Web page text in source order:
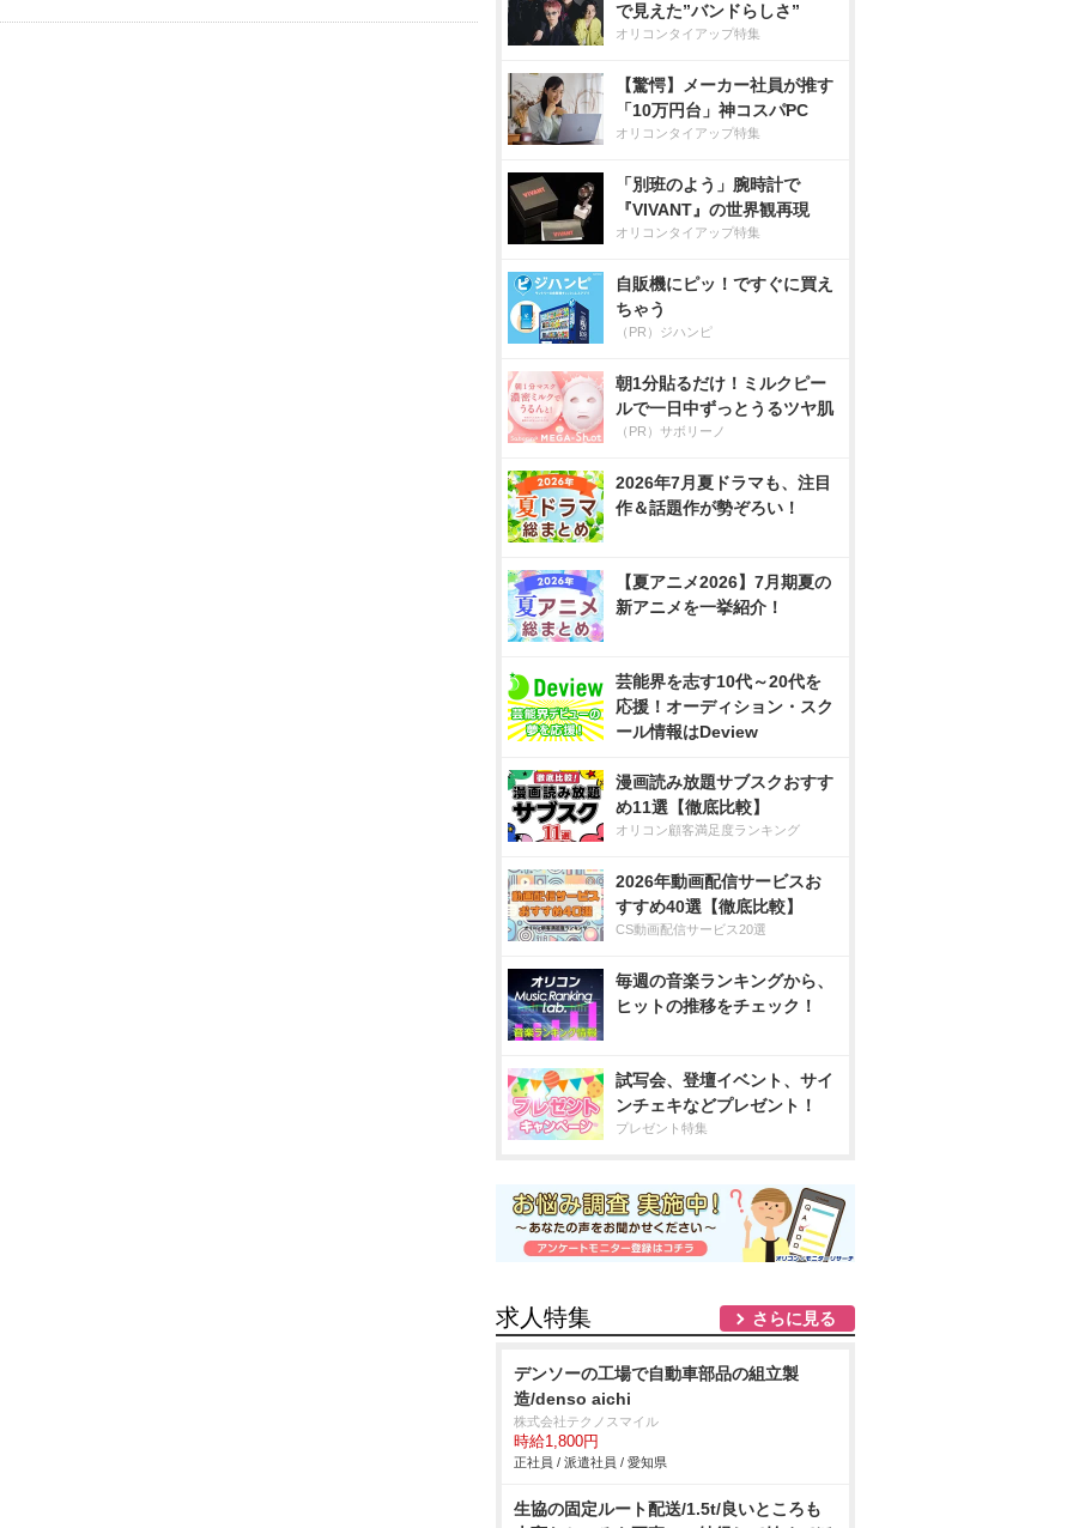
で見えた”バンドらしさ”
オリコンタイアップ特集
【驚愕】メーカー社員が推す
「10万円台」神コスパPC
オリコンタイアップ特集
「別班のよう」腕時計で
『VIVANT』の世界観再現
オリコンタイアップ特集
自販機にピッ！ですぐに買え
ちゃう
（PR）ジハンピ
朝1分貼るだけ！ミルクピー
ルで一日中ずっとうるツヤ肌
（PR）サボリーノ
2026年7月夏ドラマも、注目
作＆話題作が勢ぞろい！
【夏アニメ2026】7月期夏の
新アニメを一挙紹介！
芸能界を志す10代～20代を
応援！オーディション・スク
ール情報はDeview
漫画読み放題サブスクおすす
め11選【徹底比較】
オリコン顧客満足度ランキング
2026年動画配信サービスお
すすめ40選【徹底比較】
CS動画配信サービス20選
毎週の音楽ランキングから、
ヒットの推移をチェック！
試写会、登壇イベント、サイ
ンチェキなどプレゼント！
プレゼント特集
求人特集 さらに見る
デンソーの工場で自動車部品の組立製
造/denso aichi
株式会社テクノスマイル
時給1,800円
正社員 / 派遣社員 / 愛知県
生協の固定ルート配送/1.5t/良いところも